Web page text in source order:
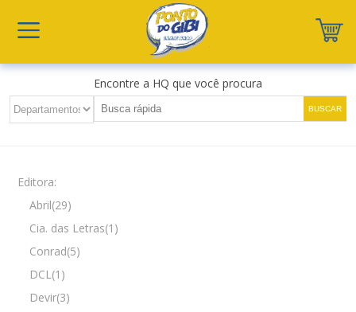
Encontre a HQ que você procura
Editora:
Abril(29)
Cia. das Letras(1)
Conrad(5)
DCL(1)
Devir(3)